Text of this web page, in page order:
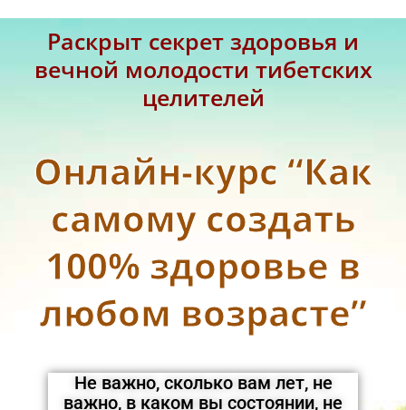
Раскрыт секрет здоровья и
вечной молодости тибетских
целителей
Онлайн-курс “Как
самому создать
100% здоровье в
любом возрасте”
Не важно, сколько вам лет, не
важно, в каком вы состоянии, не